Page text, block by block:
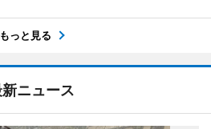
もっと見る
ニュース